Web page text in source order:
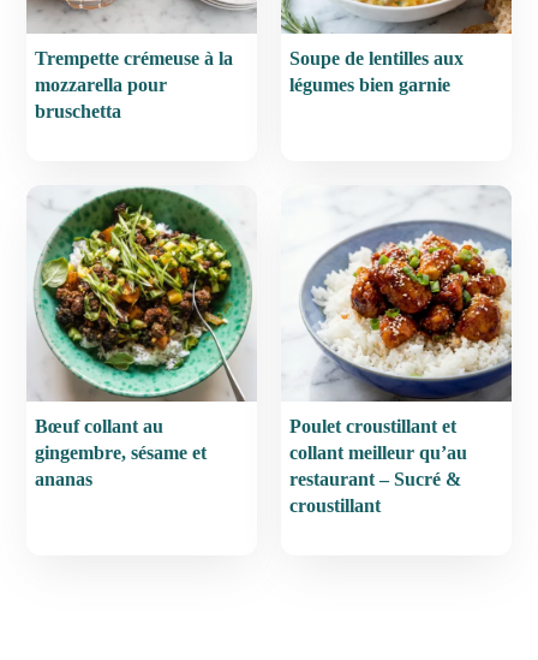
Trempette crémeuse à la
mozzarella pour
bruschetta
Soupe de lentilles aux
légumes bien garnie
Bœuf collant au
gingembre, sésame et
ananas
Poulet croustillant et
collant meilleur qu’au
restaurant – Sucré &
croustillant